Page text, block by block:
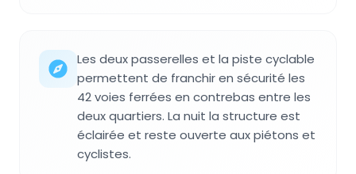
Les deux passerelles et la piste cyclable
permettent de franchir en sécurité les
42 voies ferrées en contrebas entre les
deux quartiers. La nuit la structure est
éclairée et reste ouverte aux piétons et
cyclistes.